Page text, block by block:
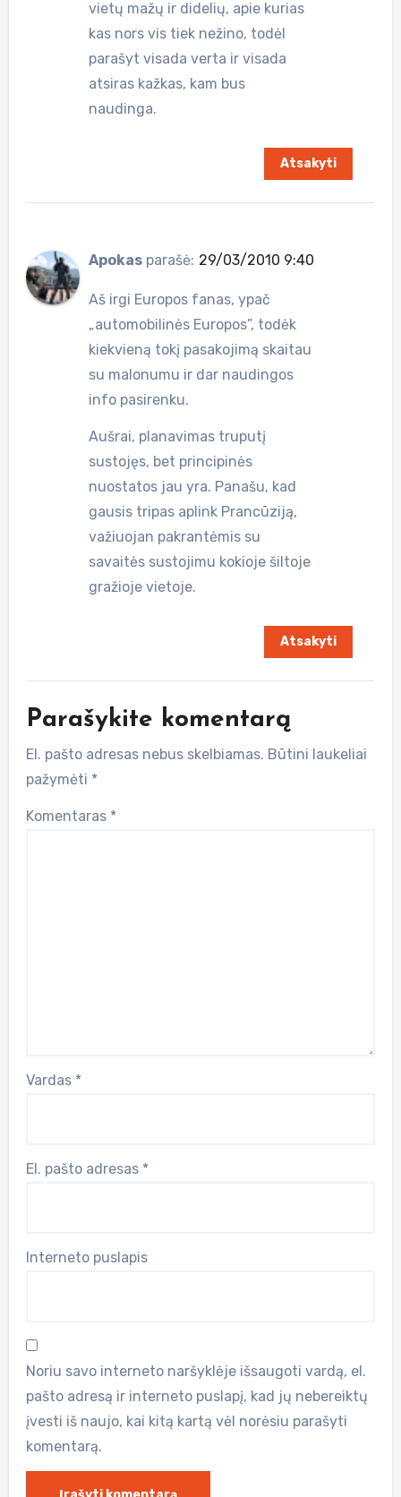
vietų mažų ir didelių, apie kurias
kas nors vis tiek nežino, todėl
parašyt visada verta ir visada
atsiras kažkas, kam bus
naudinga.
Atsakyti
Apokas parašė: 29/03/2010 9:40
Aš irgi Europos fanas, ypač
„automobilinės Europos”, todėk
kiekvieną tokį pasakojimą skaitau
su malonumu ir dar naudingos
info pasirenku.
Aušrai, planavimas truputį
sustojęs, bet principinės
nuostatos jau yra. Panašu, kad
gausis tripas aplink Prancūziją,
važiuojan pakrantėmis su
savaitės sustojimu kokioje šiltoje
gražioje vietoje.
Atsakyti
Parašykite komentarą
El. pašto adresas nebus skelbiamas. Būtini laukeliai
pažymėti *
Komentaras *
Vardas *
El. pašto adresas *
Interneto puslapis
Noriu savo interneto naršyklėje išsaugoti vardą, el.
pašto adresą ir interneto puslapį, kad jų nebereiktų
įvesti iš naujo, kai kitą kartą vėl norėsiu parašyti
komentarą.